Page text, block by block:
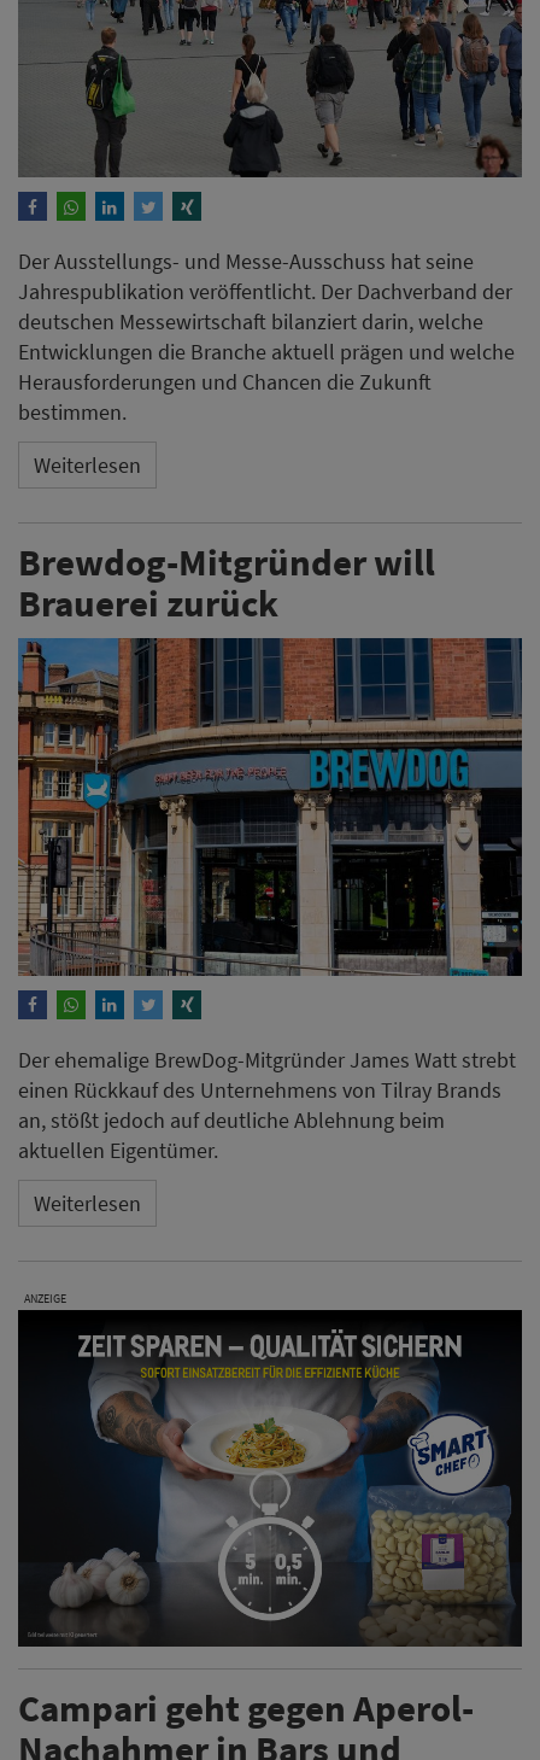
Der Ausstellungs- und Messe-Ausschuss hat seine
Jahrespublikation veröffentlicht. Der Dachverband der
deutschen Messewirtschaft bilanziert darin, welche
Entwicklungen die Branche aktuell prägen und welche
Herausforderungen und Chancen die Zukunft
bestimmen.
Weiterlesen
Brewdog-Mitgründer will
Brauerei zurück
Der ehemalige BrewDog-Mitgründer James Watt strebt
einen Rückkauf des Unternehmens von Tilray Brands
an, stößt jedoch auf deutliche Ablehnung beim
aktuellen Eigentümer.
Weiterlesen
ANZEIGE
Campari geht gegen Aperol-
Nachahmer in Bars und